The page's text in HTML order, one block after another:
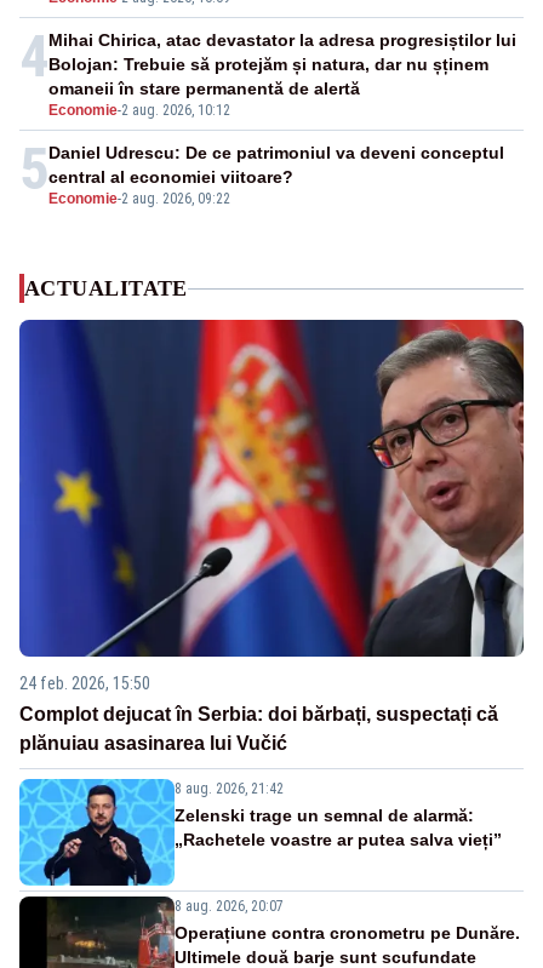
4
Economie-2 aug. 2026, 10:12
Mihai Chirica, atac devastator la adresa progresiștilor lui
Bolojan: Trebuie să protejăm și natura, dar nu șținem
omaneii în stare permanentă de alertă
5 Economie-2 aug. 2026, 09:22
Daniel Udrescu: De ce patrimoniul va deveni conceptul
central al economiei viitoare?
ACTUALITATE
24 feb. 2026, 15:50
Complot dejucat în Serbia: doi bărbați, suspectați că
plănuiau asasinarea lui Vučić
8 aug. 2026, 21:42
Zelenski trage un semnal de alarmă:
„Rachetele voastre ar putea salva vieți”
8 aug. 2026, 20:07
Operațiune contra cronometru pe Dunăre.
Ultimele două barje sunt scufundate